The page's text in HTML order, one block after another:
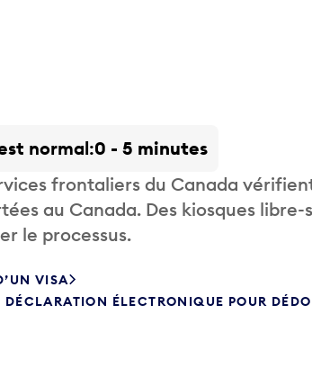
normal 0 - 5 minutes
frontaliers du Canada
au Canada. Des kiosques
le processus.
VISA
ÉLECTRONIQUE POUR